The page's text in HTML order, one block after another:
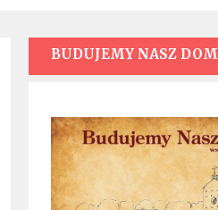
BUDUJEMY NASZ DOM